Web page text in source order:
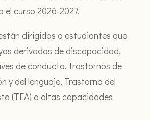
curso 2026-2027.
dirigidas a estudiantes que
derivados de discapacidad,
de conducta, trastornos de
y del lenguaje, Trastorno del
(TEA) o altas capacidades